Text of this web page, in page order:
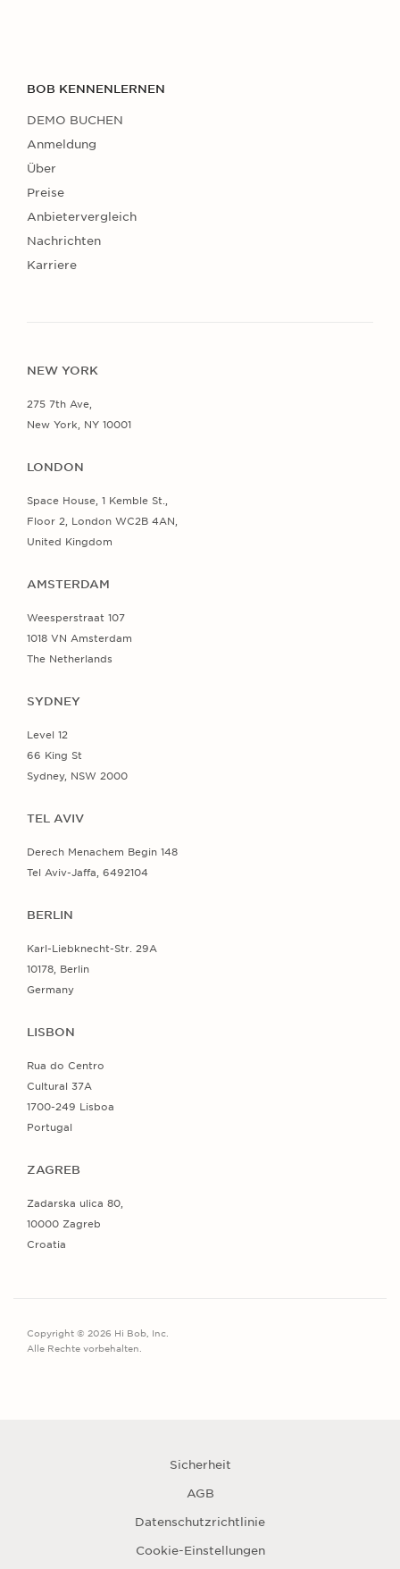
BOB KENNENLERNEN
DEMO BUCHEN
Anmeldung
Über
Preise
Anbietervergleich
Nachrichten
Karriere
NEW YORK
275 7th Ave,
New York, NY 10001
LONDON
Space House, 1 Kemble St.,
Floor 2, London WC2B 4AN,
United Kingdom
AMSTERDAM
Weesperstraat 107
1018 VN Amsterdam
The Netherlands
SYDNEY
Level 12
66 King St
Sydney, NSW 2000
TEL AVIV
Derech Menachem Begin 148
Tel Aviv-Jaffa, 6492104
BERLIN
Karl-Liebknecht-Str. 29A
10178, Berlin
Germany
LISBON
Rua do Centro
Cultural 37A
1700-249 Lisboa
Portugal
ZAGREB
Zadarska ulica 80,
10000 Zagreb
Croatia
Copyright © 2026 Hi Bob, Inc.
Alle Rechte vorbehalten.
Sicherheit
AGB
Datenschutzrichtlinie
Cookie-Einstellungen